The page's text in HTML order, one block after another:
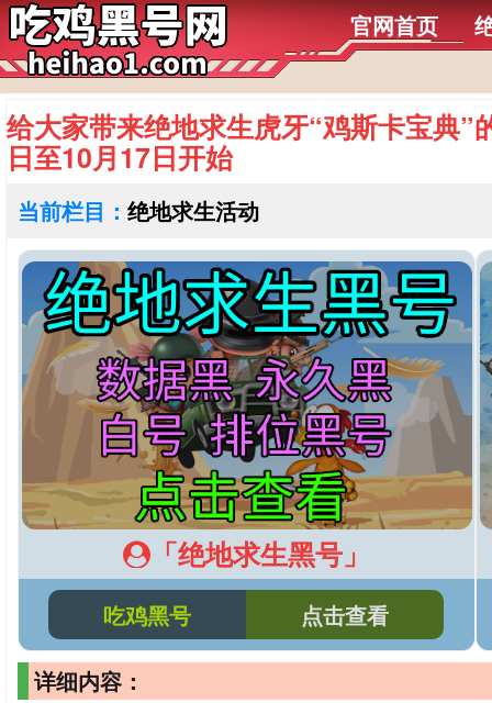
官网首页
给大家带来绝地求生虎牙“鸡斯卡宝典
日至10月17日开始
当前栏目： 绝地求生活动
「绝地求生黑号」
吃鸡黑号 点击查看
详细内容：